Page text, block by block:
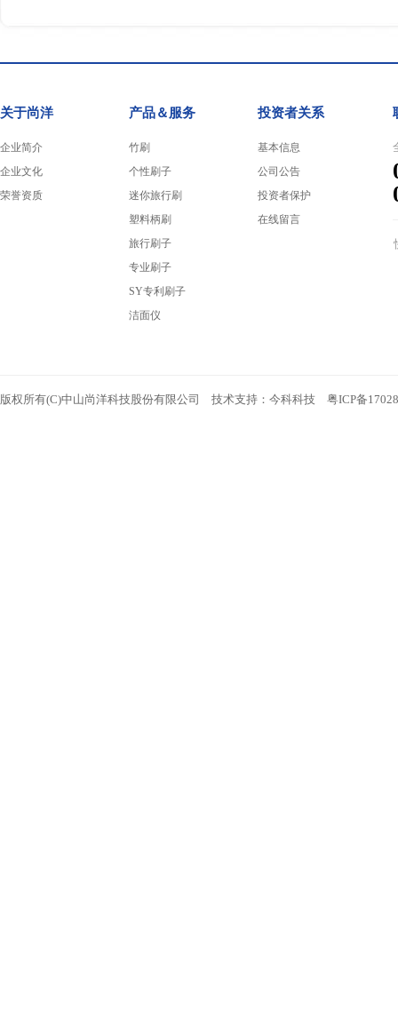
关于尚洋
企业简介
企业文化
荣誉资质
产品＆服务
竹刷
个性刷子
迷你旅行刷
塑料柄刷
旅行刷子
专业刷子
SY专利刷子
洁面仪
投资者关系
基本信息
公司公告
投资者保护
在线留言
版权所有(C)中山尚洋科技股份有限公司 技术支持： 今科科技 粤ICP备